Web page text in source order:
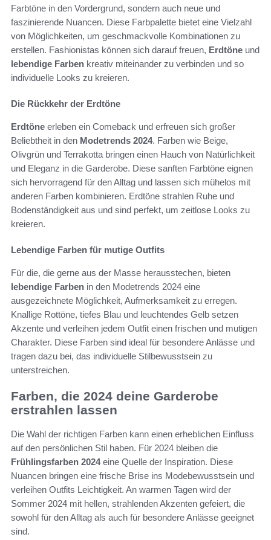
Farbtöne in den Vordergrund, sondern auch neue und
faszinierende Nuancen. Diese Farbpalette bietet eine Vielzahl
von Möglichkeiten, um geschmackvolle Kombinationen zu
erstellen. Fashionistas können sich darauf freuen, Erdtöne und
lebendige Farben kreativ miteinander zu verbinden und so
individuelle Looks zu kreieren.
Die Rückkehr der Erdtöne
Erdtöne erleben ein Comeback und erfreuen sich großer
Beliebtheit in den Modetrends 2024. Farben wie Beige,
Olivgrün und Terrakotta bringen einen Hauch von Natürlichkeit
und Eleganz in die Garderobe. Diese sanften Farbtöne eignen
sich hervorragend für den Alltag und lassen sich mühelos mit
anderen Farben kombinieren. Erdtöne strahlen Ruhe und
Bodenständigkeit aus und sind perfekt, um zeitlose Looks zu
kreieren.
Lebendige Farben für mutige Outfits
Für die, die gerne aus der Masse herausstechen, bieten
lebendige Farben in den Modetrends 2024 eine
ausgezeichnete Möglichkeit, Aufmerksamkeit zu erregen.
Knallige Rottöne, tiefes Blau und leuchtendes Gelb setzen
Akzente und verleihen jedem Outfit einen frischen und mutigen
Charakter. Diese Farben sind ideal für besondere Anlässe und
tragen dazu bei, das individuelle Stilbewusstsein zu
unterstreichen.
Farben, die 2024 deine Garderobe
erstrahlen lassen
Die Wahl der richtigen Farben kann einen erheblichen Einfluss
auf den persönlichen Stil haben. Für 2024 bleiben die
Frühlingsfarben 2024eine Quelle der Inspiration. Diese
Nuancen bringen eine frische Brise ins Modebewusstsein und
verleihen Outfits Leichtigkeit. An warmen Tagen wird der
Sommer 2024 mit hellen, strahlenden Akzenten gefeiert, die
sowohl für den Alltag als auch für besondere Anlässe geeignet
sind.